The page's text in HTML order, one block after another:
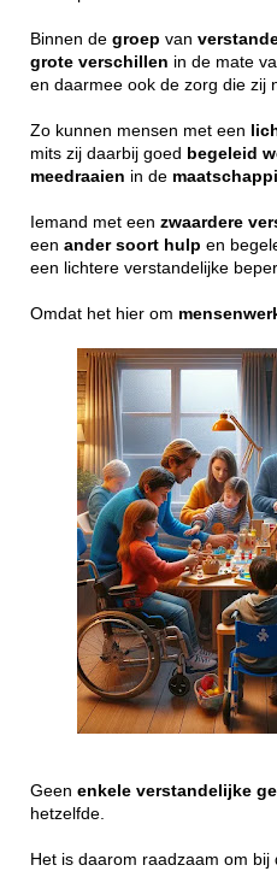
Binnen de groep van
grote verschillen in de mate
en daarmee ook de zorg die zij
Zo kunnen mensen met een
mits zij daarbij goed begeleid
meedraaien in de
Iemand met een zwaardere
een ander soort hulp en
een lichtere verstandelijke
Omdat het hier om
Geen enkele verstandelijke
hetzelfde.
Het is daarom raadzaam om bij